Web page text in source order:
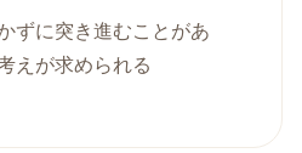
ずに突き進むことがあ
えが求められる